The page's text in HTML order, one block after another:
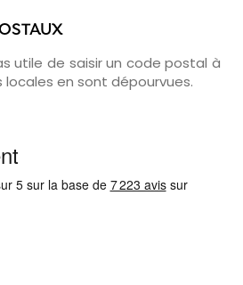
utile de saisir un code postal à
locales en sont dépourvues.